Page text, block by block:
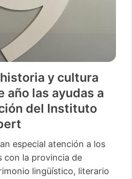
y cultura
año las ayudas a
del Instituto
especial atención a los
con la provincia de
lingüístico, literario